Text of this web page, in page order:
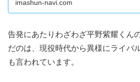
imashun-navi.com
告発にあたりわざわざ平野紫耀くん
だのは、現役時代から異様にライバ
も言われています。